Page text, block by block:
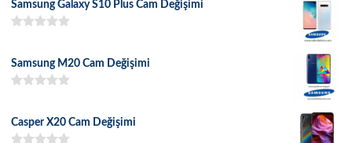
Samsung Galaxy S10 Plus Cam Değişimi
Samsung M20 Cam Değişimi
Casper X20 Cam Değişimi